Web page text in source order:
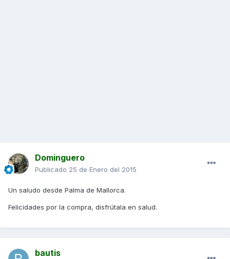
Dominguero
Publicado 25 de Enero del 2015
Un saludo desde Palma de Mallorca.
Felicidades por la compra, disfrútala en salud.
bautis